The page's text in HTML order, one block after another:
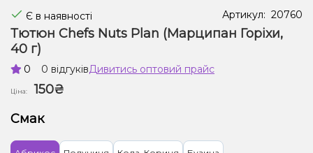
Є в наявності Артикул: 20760
Тютюн Chefs Nuts Plan (Марципан Горіхи,
40 г)
0 0 відгуківДивитись оптовий прайс
Ціна:
150₴
Смак